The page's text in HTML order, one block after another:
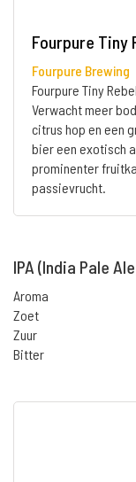
Fourpure Tiny
Fourpure Brewing
Fourpure Tiny
Verwacht meer
citrus hop en een
bier een exotisch
prominenter
passievrucht.
IPA (India Pale
Aroma
Zoet
Zuur
Bitter